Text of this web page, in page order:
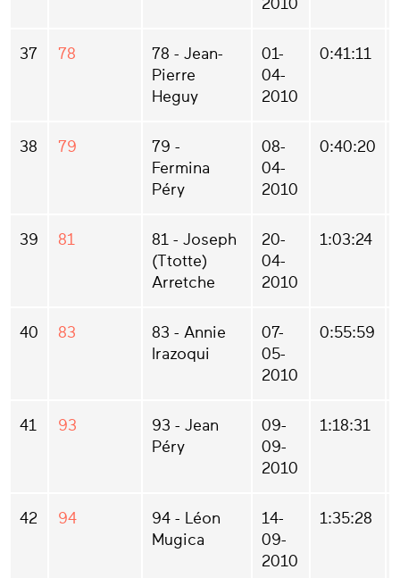
2010
37 78
78 - Jean-
Pierre
Heguy
01-
04-
2010
0:41:11
38 79
79 -
Fermina
Péry
08-
04-
2010
0:40:20
39 81
81 - Joseph
(Ttotte)
Arretche
20-
04-
2010
1:03:24
40 83
83 - Annie
Irazoqui
07-
05-
2010
0:55:59
41 93
93 - Jean
Péry
09-
09-
2010
1:18:31
42 94
94 - Léon
Mugica
14-
09-
2010
1:35:28